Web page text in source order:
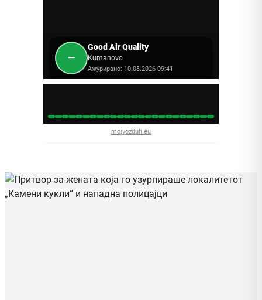
—
Good Air Quality
Kumanovo
Ажурирано: 10.08.2026 09:41
mojvozduh.eu